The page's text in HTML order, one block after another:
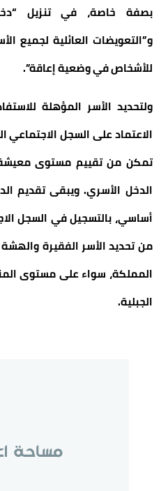
بصفة خاصة، في تنزيل
و”التعويضات العائلية لجميع
للأشخاص في وضعية إعاقة”.
ولتحديد الأسر المؤهلة
الاعتماد على السجل الاجتماعي
تمكن من تقييم مستوى
الدخل الأسري. ويبقى تقديم
أساسي، بالتسجيل في السجل
من تحديد الأسر الفقيرة
المملكة، سواء على مستوى
الجبلية.